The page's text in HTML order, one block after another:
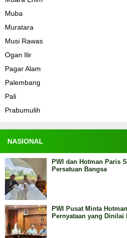
Muba
Muratara
Musi Rawas
Ogan Ilir
Pagar Alam
Palembang
Pali
Prabumulih
NASIONAL
PWI dan Hotman Paris
Persatuan Bangsa
PWI Pusat Minta
Pernyataan yang Dinilai